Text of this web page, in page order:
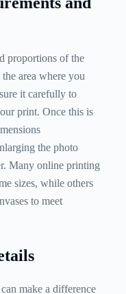
proportions of the
area where you
it carefully to
print. Once this is
the photo
Many online printing
sizes, while others
to meet
make a difference